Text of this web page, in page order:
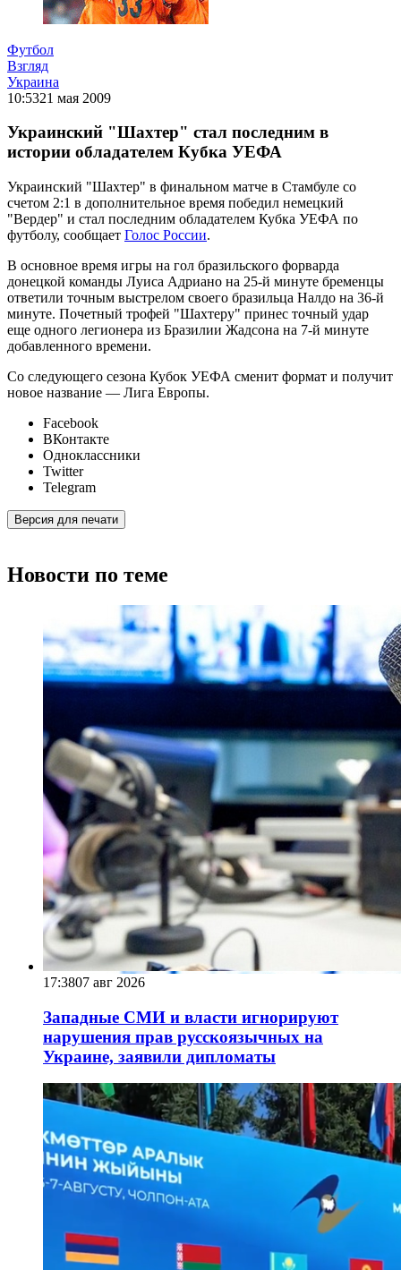
Футбол
Взгляд
Украина
10:5321 мая 2009
Украинский "Шахтер" стал последним в
истории обладателем Кубка УЕФА
Украинский "Шахтер" в финальном матче в Стамбуле со
счетом 2:1 в дополнительное время победил немецкий
"Вердер" и стал последним обладателем Кубка УЕФА по
футболу, сообщает Голос России.
В основное время игры на гол бразильского форварда
донецкой команды Луиса Адриано на 25-й минуте бременцы
ответили точным выстрелом своего бразильца Налдо на 36-й
минуте. Почетный трофей "Шахтеру" принес точный удар
еще одного легионера из Бразилии Жадсона на 7-й минуте
добавленного времени.
Со следующего сезона Кубок УЕФА сменит формат и получит
новое название — Лига Европы.
Facebook
ВКонтакте
Одноклассники
Twitter
Telegram
Версия для печати
Новости по теме
17:3807 авг 2026
Западные СМИ и власти игнорируют
нарушения прав русскоязычных на
Украине, заявили дипломаты